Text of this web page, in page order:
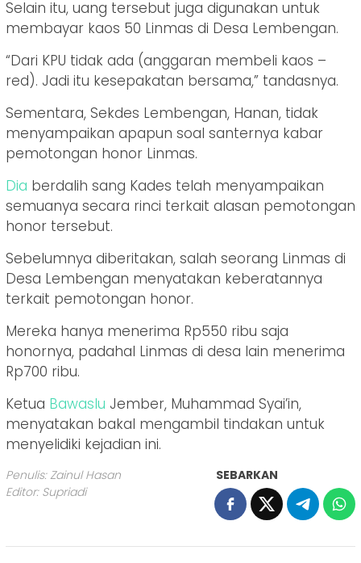
Selain itu, uang tersebut juga digunakan untuk
membayar kaos 50 Linmas di Desa Lembengan.
“Dari KPU tidak ada (anggaran membeli kaos –
red). Jadi itu kesepakatan bersama,” tandasnya.
Sementara, Sekdes Lembengan, Hanan, tidak
menyampaikan apapun soal santernya kabar
pemotongan honor Linmas.
Dia berdalih sang Kades telah menyampaikan
semuanya secara rinci terkait alasan pemotongan
honor tersebut.
Sebelumnya diberitakan, salah seorang Linmas di
Desa Lembengan menyatakan keberatannya
terkait pemotongan honor.
Mereka hanya menerima Rp550 ribu saja
honornya, padahal Linmas di desa lain menerima
Rp700 ribu.
Ketua Bawaslu Jember, Muhammad Syai’in,
menyatakan bakal mengambil tindakan untuk
menyelidiki kejadian ini.
Penulis: Zainul Hasan
Editor: Supriadi
SEBARKAN